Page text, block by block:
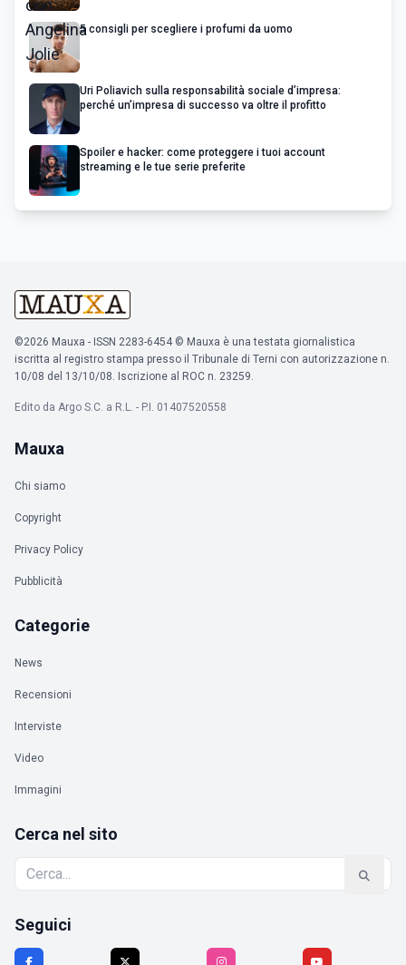
5 consigli per scegliere i profumi da uomo
Uri Poliavich sulla responsabilità sociale d’impresa:
perché un’impresa di successo va oltre il profitto
Spoiler e hacker: come proteggere i tuoi account
streaming e le tue serie preferite
©2026 Mauxa - ISSN 2283-6454 © Mauxa è una testata giornalistica
iscritta al registro stampa presso il Tribunale di Terni con autorizzazione n.
10/08 del 13/10/08. Iscrizione al ROC n. 23259.
Edito da Argo S.C. a R.L. - P.I. 01407520558
Mauxa
Chi siamo
Copyright
Privacy Policy
Pubblicità
Categorie
News
Recensioni
Interviste
Video
Immagini
Cerca nel sito
Seguici